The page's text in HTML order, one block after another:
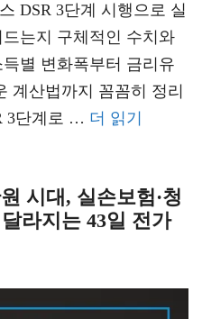
DSR 3단계 시행으로 실
는지 구체적인 수치와
별 변화폭부터 금리유
계산법까지 꼼꼼히 정리
3단계로 … 더 읽기
시대, 실손보험·청
라지는 43일 전가